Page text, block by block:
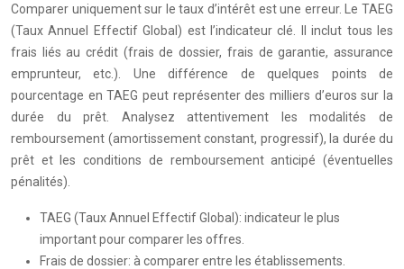
Comparer uniquement sur le taux d’intérêt est une erreur. Le TAEG
(Taux Annuel Effectif Global) est l’indicateur clé. Il inclut tous les
frais liés au crédit (frais de dossier, frais de garantie, assurance
emprunteur, etc.). Une différence de quelques points de
pourcentage en TAEG peut représenter des milliers d’euros sur la
durée du prêt. Analysez attentivement les modalités de
remboursement (amortissement constant, progressif), la durée du
prêt et les conditions de remboursement anticipé (éventuelles
pénalités).
TAEG (Taux Annuel Effectif Global): indicateur le plus
important pour comparer les offres.
Frais de dossier: à comparer entre les établissements.